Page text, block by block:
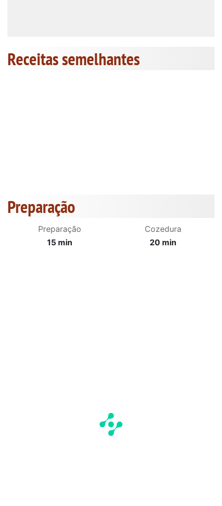
Receitas semelhantes
Preparação
Preparação
15 min
Cozedura
20 min